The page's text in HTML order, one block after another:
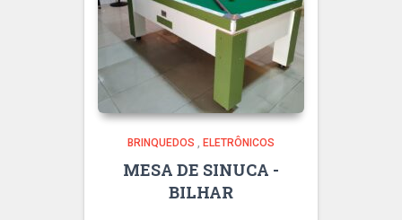
BRINQUEDOS , ELETRÔNICOS
MESA DE SINUCA -
BILHAR